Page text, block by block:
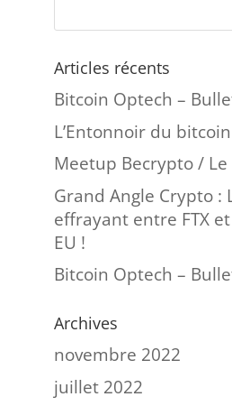
Articles récents
Bitcoin Optech –
L’Entonnoir du bitcoin
Meetup Becrypto / Le
Grand Angle Crypto :
effrayant entre FTX
EU !
Bitcoin Optech –
Archives
novembre 2022
juillet 2022